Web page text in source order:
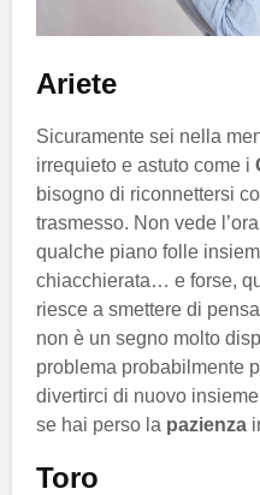
Ariete
Sicuramente sei nella
irrequieto e astuto come i
bisogno di riconnettersi
trasmesso. Non vede
qualche piano folle
chiacchierata… e forse,
riesce a smettere di
non è un segno molto
problema probabilmente
divertirci di nuovo
se hai perso la pazienza
Toro